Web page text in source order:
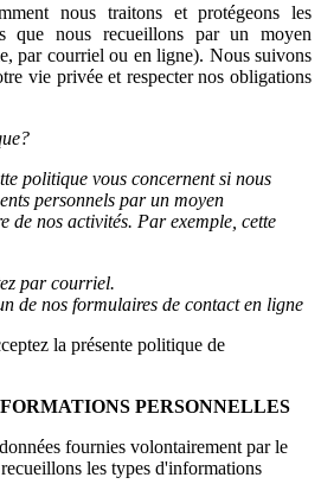
nous traitons et protégeons les
que nous recueillons par un moyen
par courriel ou en ligne). Nous suivons
vie privée et respecter nos obligations
politique vous concernent si nous
personnels par un moyen
de nos activités. Par exemple, cette
par courriel.
de nos formulaires de contact en ligne
la présente politique de
PERSONNELLES
fournies volontairement par le
les types d'informations